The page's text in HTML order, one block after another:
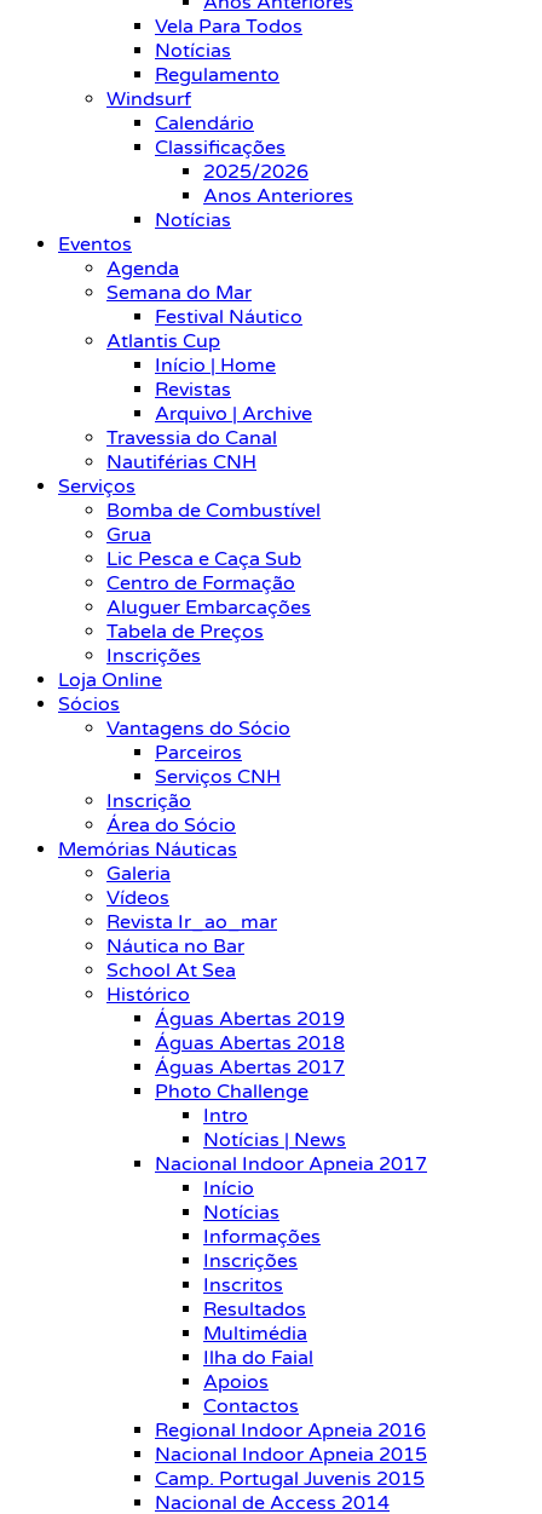
Vela Para Todos
Notícias
Regulamento
Windsurf
Calendário
Classificações
2025/2026
Anos Anteriores
Notícias
Eventos
Agenda
Semana do Mar
Festival Náutico
Atlantis Cup
Início | Home
Revistas
Arquivo | Archive
Travessia do Canal
Nautiférias CNH
Serviços
Bomba de Combustível
Grua
Lic Pesca e Caça Sub
Centro de Formação
Aluguer Embarcações
Tabela de Preços
Inscrições
Loja Online
Sócios
Vantagens do Sócio
Parceiros
Serviços CNH
Inscrição
Área do Sócio
Memórias Náuticas
Galeria
Vídeos
Revista Ir_ao_mar
Náutica no Bar
School At Sea
Histórico
Águas Abertas 2019
Águas Abertas 2018
Águas Abertas 2017
Photo Challenge
Intro
Notícias | News
Nacional Indoor Apneia 2017
Início
Notícias
Informações
Inscrições
Inscritos
Resultados
Multimédia
Ilha do Faial
Apoios
Contactos
Regional Indoor Apneia 2016
Nacional Indoor Apneia 2015
Camp. Portugal Juvenis 2015
Nacional de Access 2014